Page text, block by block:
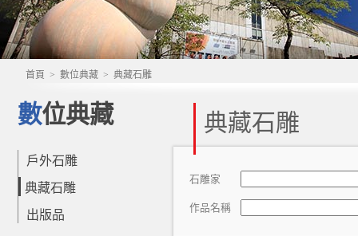
首頁 > 數位典藏 > 典藏石雕
數位典藏
戶外石雕
典藏石雕
出版品
典藏石雕
石雕家
作品名稱